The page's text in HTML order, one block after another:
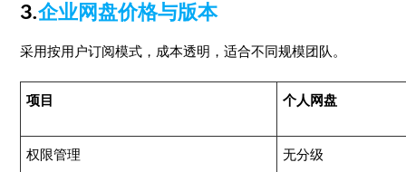
3.企业网盘价格与版本
采用按用户订阅模式，成本透明，适合不同规模团队。
项目 个人网盘
权限管理 无分级